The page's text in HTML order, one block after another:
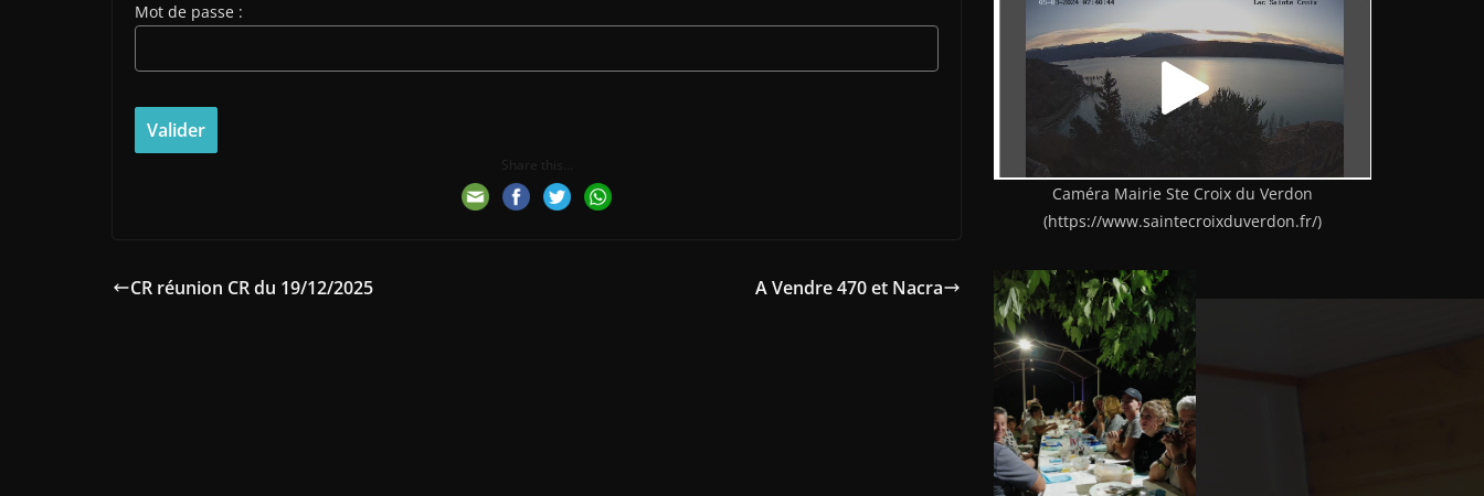
Mot de passe :
Share this...
CR réunion CR du 19/12/2025 A Vendre 470 et Nacra
Caméra Mairie Ste Croix du Verdon
(https://www.saintecroixduverdon.fr/)